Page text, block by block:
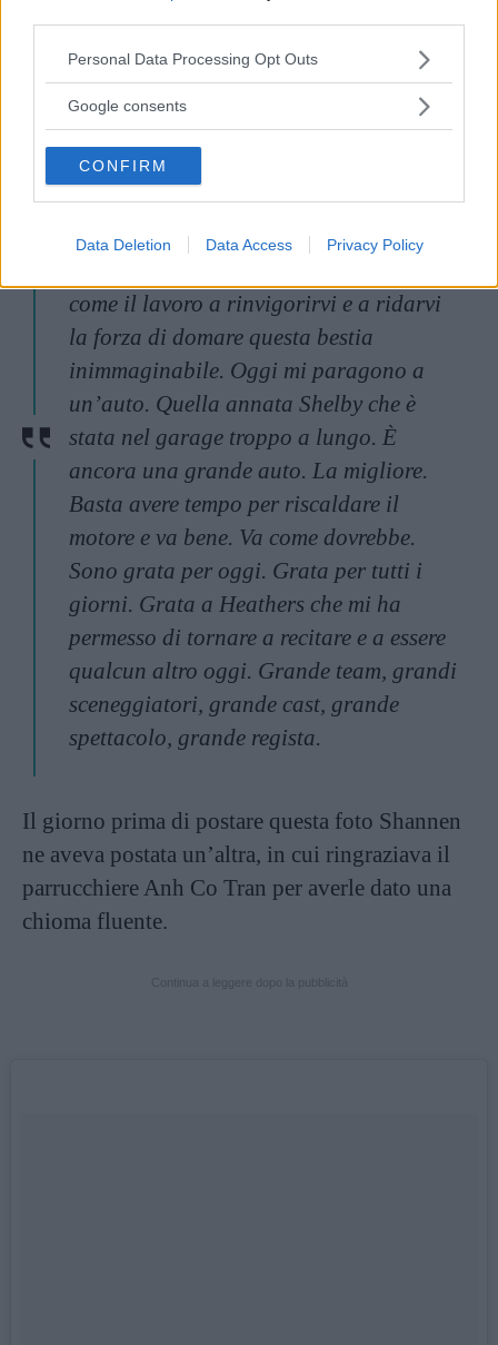
Please note that this website/app uses one or more Google
not limited to your visit or usage behaviour. You may click to
use your data for below specified purposes in below Google
consent section.
Personal Data Processing Opt Outs
Google consents
CONFIRM
Data Deletion Data Access Privacy Policy
Oggi sono tornata in scena. Sono passati
due ruvidissimi anni. Combattere il
cancro. Come attore, la gente ti giudica.
Pensano che tu sia debole, non in grado
come il lavoro a rinvigorirvi e a ridarvi
la forza di domare questa bestia
inimmaginabile. Oggi mi paragono a
un’auto. Quella annata Shelby che è
stata nel garage troppo a lungo. È
ancora una grande auto. La migliore.
Basta avere tempo per riscaldare il
motore e va bene. Va come dovrebbe.
Sono grata per oggi. Grata per tutti i
giorni. Grata a Heathers che mi ha
permesso di tornare a recitare e a essere
qualcun altro oggi. Grande team, grandi
sceneggiatori, grande cast, grande
spettacolo, grande regista.
Il giorno prima di postare questa foto Shannen
ne aveva postata un’altra, in cui ringraziava il
parrucchiere Anh Co Tran per averle dato una
chioma fluente.